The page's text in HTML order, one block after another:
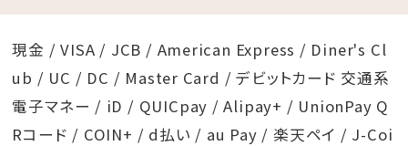
現金 / VISA / JCB / American Express / Diner's Cl
ub / UC / DC / Master Card / デビットカード 交通系
電子マネー / iD / QUICpay / Alipay+ / UnionPay Q
Rコード / COIN+ / d払い / au Pay / 楽天ペイ / J-Coi